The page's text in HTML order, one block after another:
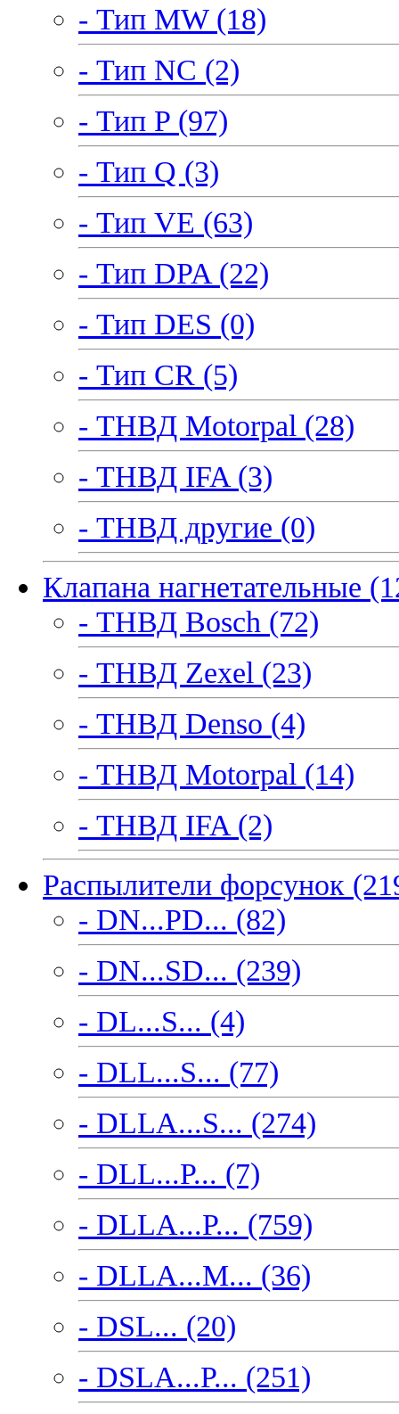
- Тип MW (18)
- Тип NC (2)
- Тип P (97)
- Тип Q (3)
- Тип VE (63)
- Тип DPA (22)
- Тип DES (0)
- Тип CR (5)
- ТНВД Motorpal (28)
- ТНВД IFA (3)
- ТНВД другие (0)
Клапана нагнетательные
- ТНВД Bosch (72)
- ТНВД Zexel (23)
- ТНВД Denso (4)
- ТНВД Motorpal (14)
- ТНВД IFA (2)
Распылители форсунок
- DN...PD... (82)
- DN...SD... (239)
- DL...S... (4)
- DLL...S... (77)
- DLLA...S... (274)
- DLL...P... (7)
- DLLA...P... (759)
- DLLA...M... (36)
- DSL... (20)
- DSLA...P... (251)